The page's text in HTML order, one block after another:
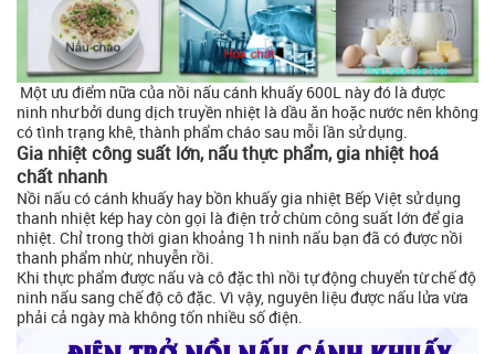
Một ưu điểm nữa của nồi nấu cánh khuấy 600L này đó là được
ninh như bởi dung dịch truyền nhiệt là dầu ăn hoặc nước nên không
có tình trạng khê, thành phẩm cháo sau mỗi lần sử dụng.
Gia nhiệt công suất lớn, nấu thực phẩm, gia nhiệt hoá
chất nhanh
Nồi nấu có cánh khuấy hay bồn khuấy gia nhiệt Bếp Việt sử dụng
thanh nhiệt kép hay còn gọi là điện trở chùm công suất lớn để gia
nhiệt. Chỉ trong thời gian khoảng 1h ninh nấu bạn đã có được nồi
thanh phẩm nhừ, nhuyễn rồi.
Khi thực phẩm được nấu và cô đặc thì nồi tự động chuyển từ chế độ
ninh nấu sang chế độ cô đặc. Vì vậy, nguyên liệu được nấu lửa vừa
phải cả ngày mà không tốn nhiều số điện.